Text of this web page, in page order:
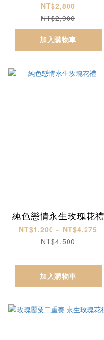
NT$2,800
NT$2,980
加入購物車
純色戀情永生玫瑰花禮
NT$1,200 ~ NT$4,275
NT$4,500
加入購物車